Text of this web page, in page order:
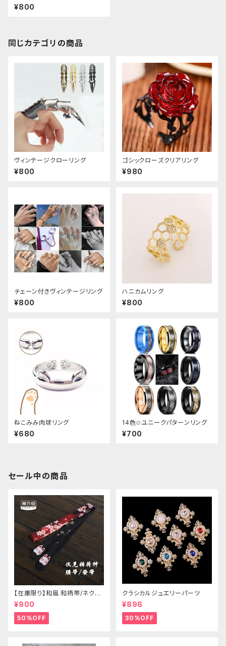
¥800
同じカテゴリの商品
ヴィンテージクローリング
¥800
ゴシックローズクリアリング
¥980
チェーン付きヴィンテージリング
¥800
ハニカムリング
¥800
ねこみみ肉球リング
¥680
14色✩ユニークパターンリング
¥700
セール中の商品
【在庫限り】和風 和柄帯/ネクタ
イ/リボン（狐面/金魚
¥900
50%OFF
クラシカルジュエリーパーツ
¥896
30%OFF